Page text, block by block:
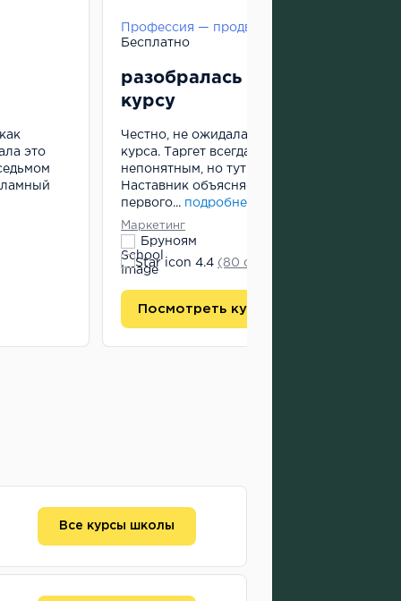
это
Бесплатно
разобралась в таргете
курсу
Честно, не ожидала такого качества от
курса. Таргет всегда казался чем-то
непонятным, но тут реально все
Наставник объясняет так, что даже я
первого... подробнее
Маркетинг
Бруноям
4.4 (80 отзывов)
Посмотреть курс
Все курсы школы